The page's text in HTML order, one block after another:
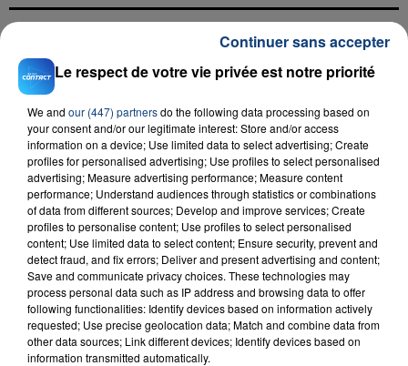
FIL D'ACTU
23 juillet 2026
INCENDIE MORTEL À LENS : UNE FEMME ET
SON BÉBÉ ENTRE LA VIE ET LA...
Un homme s'est immolé par le feu après avoir
aspergé sa compagne et leur bébé de trois mois
d'un liquide inflammable.
Le respect de votre vie privée est notre priorité
We and our (447) partnersdo the following data processing based on
your consent and/or our legitimate interest: Store and/or access
information on a device; Use limited data to select advertising; Create
profiles for personalised advertising; Use profiles to select personalised
advertising; Measure advertising performance; Measure content
performance; Understand audiences through statistics or combinations
of data from different sources; Develop and improve services; Create
profiles to personalise content; Use profiles to select personalised
content; Use limited data to select content; Ensure security, prevent and
detect fraud, and fix errors; Deliver and present advertising and content;
Save and communicate privacy choices. These technologies may
process personal data such as IP address and browsing data to offer
following functionalities: Identify devices based on information actively
requested; Use precise geolocation data; Match and combine data from
other data sources; Link different devices; Identify devices based on
information transmitted automatically.
Continuer sans accepter